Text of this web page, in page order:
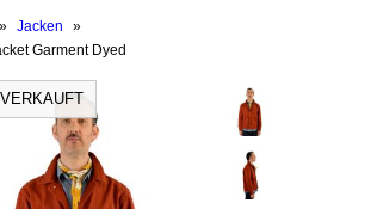
» Jacken
»
Garment Dyed